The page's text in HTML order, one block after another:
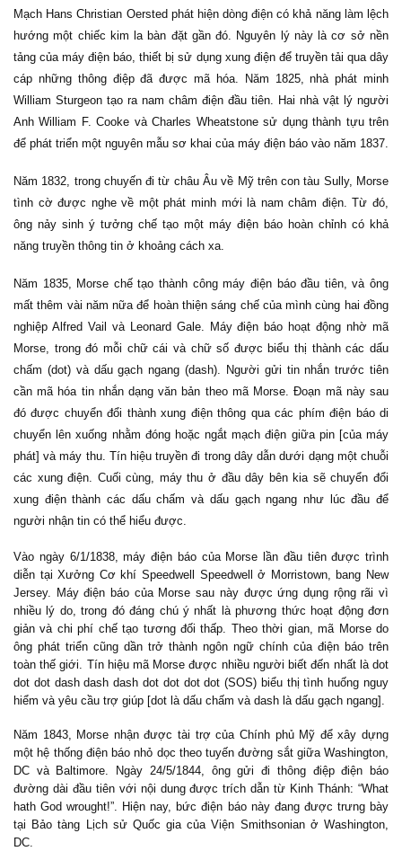
Mạch Hans Christian Oersted phát hiện dòng điện có khả năng làm lệch
hướng một chiếc kim la bàn đặt gần đó. Nguyên lý này là cơ sở nền
tảng của máy điện báo, thiết bị sử dụng xung điện để truyền tải qua dây
cáp những thông điệp đã được mã hóa. Năm 1825, nhà phát minh
William Sturgeon tạo ra nam châm điện đầu tiên. Hai nhà vật lý người
Anh William F. Cooke và Charles Wheatstone sử dụng thành tựu trên
để phát triển một nguyên mẫu sơ khai của máy điện báo vào năm 1837.
Năm 1832, trong chuyến đi từ châu Âu về Mỹ trên con tàu Sully, Morse
tình cờ được nghe về một phát minh mới là nam châm điện. Từ đó,
ông nảy sinh ý tưởng chế tạo một máy điện báo hoàn chỉnh có khả
năng truyền thông tin ở khoảng cách xa.
Năm 1835, Morse chế tạo thành công máy điện báo đầu tiên, và ông
mất thêm vài năm nữa để hoàn thiện sáng chế của mình cùng hai đồng
nghiệp Alfred Vail và Leonard Gale. Máy điện báo hoạt động nhờ mã
Morse, trong đó mỗi chữ cái và chữ số được biểu thị thành các dấu
chấm (dot) và dấu gạch ngang (dash). Người gửi tin nhắn trước tiên
cần mã hóa tin nhắn dạng văn bản theo mã Morse. Đoạn mã này sau
đó được chuyển đổi thành xung điện thông qua các phím điện báo di
chuyển lên xuống nhằm đóng hoặc ngắt mạch điện giữa pin [của máy
phát] và máy thu. Tín hiệu truyền đi trong dây dẫn dưới dạng một chuỗi
các xung điện. Cuối cùng, máy thu ở đầu dây bên kia sẽ chuyển đổi
xung điện thành các dấu chấm và dấu gạch ngang như lúc đầu để
người nhận tin có thể hiểu được.
Vào ngày 6/1/1838, máy điện báo của Morse lần đầu tiên được trình
diễn tại Xưởng Cơ khí Speedwell Speedwell ở Morristown, bang New
Jersey. Máy điện báo của Morse sau này được ứng dụng rộng rãi vì
nhiều lý do, trong đó đáng chú ý nhất là phương thức hoạt động đơn
giản và chi phí chế tạo tương đối thấp. Theo thời gian, mã Morse do
ông phát triển cũng dần trở thành ngôn ngữ chính của điện báo trên
toàn thế giới. Tín hiệu mã Morse được nhiều người biết đến nhất là dot
dot dot dash dash dash dot dot dot dot (SOS) biểu thị tình huống nguy
hiểm và yêu cầu trợ giúp [dot là dấu chấm và dash là dấu gạch ngang].
Năm 1843, Morse nhận được tài trợ của Chính phủ Mỹ để xây dựng
một hệ thống điện báo nhỏ dọc theo tuyến đường sắt giữa Washington,
DC và Baltimore. Ngày 24/5/1844, ông gửi đi thông điệp điện báo
đường dài đầu tiên với nội dung được trích dẫn từ Kinh Thánh: “What
hath God wrought!”. Hiện nay, bức điện báo này đang được trưng bày
tại Bảo tàng Lịch sử Quốc gia của Viện Smithsonian ở Washington,
DC.